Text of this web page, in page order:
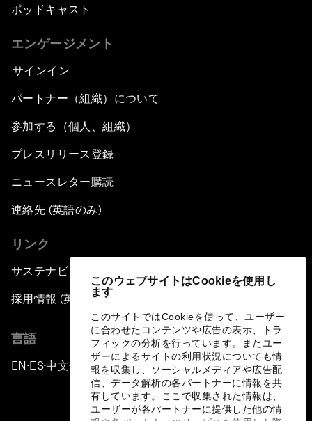
このウェブサイトはCookieを使用し
ます
このサイトではCookieを使って、ユーザー
に合わせたコンテンツや広告の表示、トラ
フィックの分析を行っています。またユー
ザーによるサイトの利用状況についても情
報を収集し、ソーシャルメディアや広告配
信、データ解析の各パートナーに情報を共
有しています。ここで収集された情報は、
ユーザーが各パートナーに提供した他の情
ポッドキャスト
エンゲージメント
サインイン
パートナー（組織）について
参加する（個人、組織）
プレスリリース登録
ニュースレター購読
連絡先 (英語のみ)
リンク
サステナビリティへの取り組み
採用情報 (英語のみ)
言語
EN ▪ ES▪中文▪ 日本語